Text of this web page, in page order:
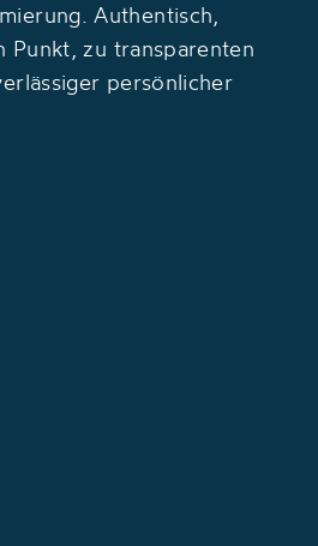
Authentisch,
Punkt, zu transparenten
persönlicher